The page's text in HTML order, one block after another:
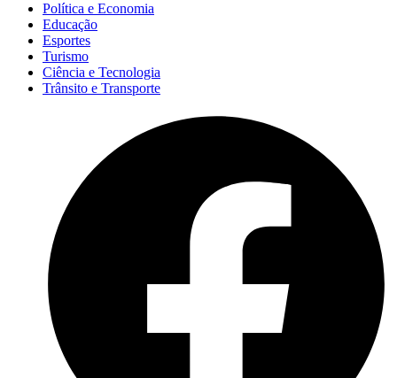
Política e Economia
Educação
Esportes
Turismo
Ciência e Tecnologia
Trânsito e Transporte